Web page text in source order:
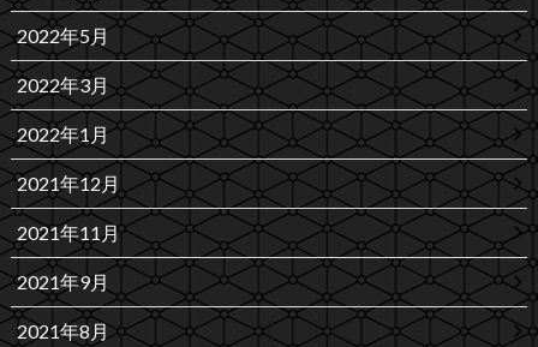
2022年5月
2022年3月
2022年1月
2021年12月
2021年11月
2021年9月
2021年8月